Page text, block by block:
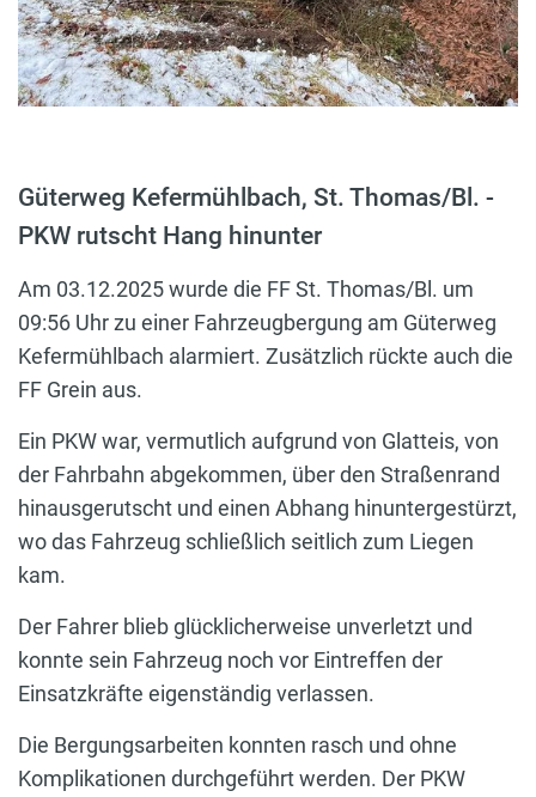
Güterweg Kefermühlbach, St. Thomas/Bl. -
PKW rutscht Hang hinunter
Am 03.12.2025 wurde die FF St. Thomas/Bl. um
09:56 Uhr zu einer Fahrzeugbergung am Güterweg
Kefermühlbach alarmiert. Zusätzlich rückte auch die
FF Grein aus.
Ein PKW war, vermutlich aufgrund von Glatteis, von
der Fahrbahn abgekommen, über den Straßenrand
hinausgerutscht und einen Abhang hinuntergestürzt,
wo das Fahrzeug schließlich seitlich zum Liegen
kam.
Der Fahrer blieb glücklicherweise unverletzt und
konnte sein Fahrzeug noch vor Eintreffen der
Einsatzkräfte eigenständig verlassen.
Die Bergungsarbeiten konnten rasch und ohne
Komplikationen durchgeführt werden. Der PKW